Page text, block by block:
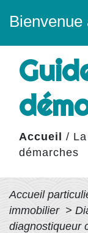
Bienvenue
Accueil /
démarches
Accueil
immobilier >
diagnostiqueur